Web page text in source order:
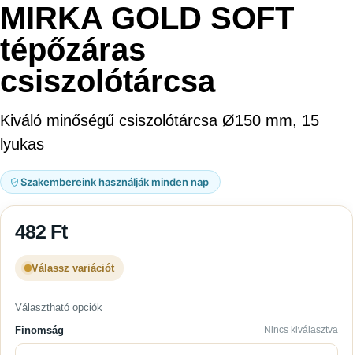
MIRKA GOLD SOFT
tépőzáras
csiszolótárcsa
Kiváló minőségű csiszolótárcsa Ø150 mm, 15
lyukas
Szakembereink használják minden nap
482 Ft
Válassz variációt
Választható opciók
Finomság
Nincs kiválasztva